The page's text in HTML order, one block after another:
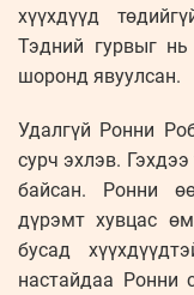
хүүхдүүд
Тэдний гурвыг
шоронд явуулсан.
Удалгүй Ронни
сурч эхлэв.
байсан. Ронни
дүрэмт хувцас
бусад
настайдаа Ронни